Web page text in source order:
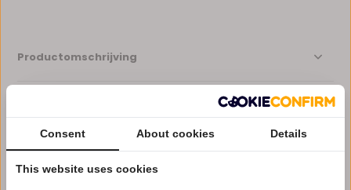
Productomschrijving
Reviews
Consent About cookies Details
This website uses cookies